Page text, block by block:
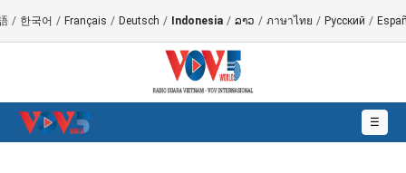
/ 한국어 / Français / Deutsch / Indonesia / ລາວ / ภาษาไทย / Русский /
☰